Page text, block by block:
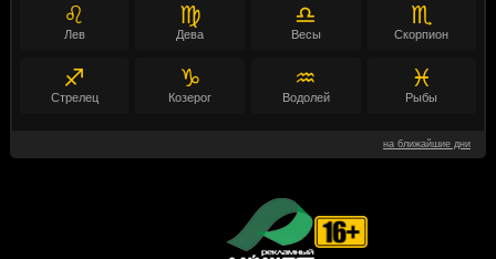
♌
Лев
♍
Дева
♎
Весы
♏
Скорпион
♐
Стрелец
♑
Козерог
♒
Водолей
♓
Рыбы
на ближайшие дни